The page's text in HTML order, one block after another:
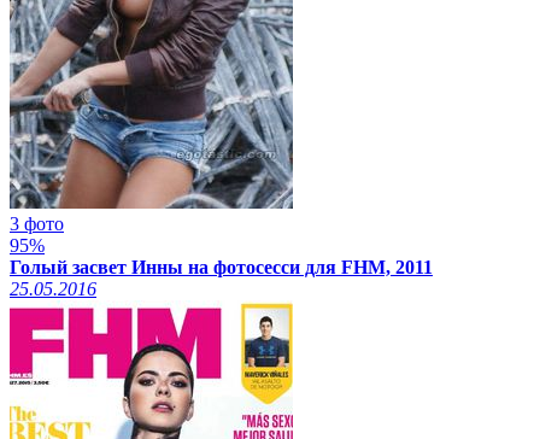
3 фото
95%
Голый засвет Инны на фотосесси для FHM, 2011
25.05.2016